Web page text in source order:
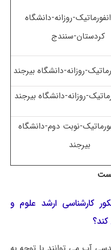
روزانه-دانشگاه
کردستان-سنندج
روزانه-دانشگاه بیرجند
روزانه-دانشگاه بیرجند
نوبت دوم-دانشگاه
بیرجند
کارشناسی ارشد علوم و